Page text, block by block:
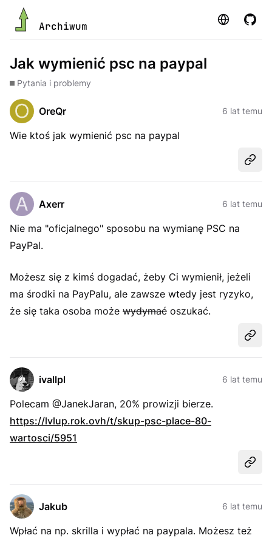
Archiwum Strona
Jak wymienić psc na paypal
Pytania i problemy
OreQr 6 lat temu
Wie ktoś jak wymienić psc na paypal
Axerr 6 lat temu
Nie ma "oficjalnego" sposobu na wymianę PSC na
PayPal.
Możesz się z kimś dogadać, żeby Ci wymienił, jeżeli
ma środki na PayPalu, ale zawsze wtedy jest ryzyko,
że się taka osoba może wydymać oszukać.
ivallpl 6 lat temu
Polecam @JanekJaran, 20% prowizji bierze.
https://lvlup.rok.ovh/t/skup-psc-place-80-
wartosci/5951
Jakub 6 lat temu
Wpłać na np. skrilla i wypłać na paypala. Możesz też